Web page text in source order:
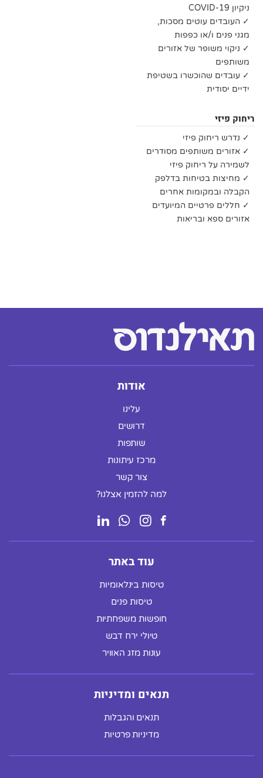
ניקיון COVID-19
✓ העובדים עוטים מסכות,
מגני פנים ו/או כפפות
✓ ניקוי משופר של אזורים
משותפים
✓ עובדים שהוכשרו בשטיפת
ידיים יסודית
ריחוק פיזי
✓ נדרש ריחוק פיזי
✓ אזורים משותפים מסודרים
לשמירה על ריחוק פיזי
✓ מחיצות בטיחות בדלפק
הקבלה ובמקומות אחרים
✓ חללים פרטיים המיועדים
אזורים ספא ובריאות
אודות
עלינו
דרושים
שותפות
מרכז עיתונות
צור קשר
למה להזמין אצלנו?
עוד באתר
טיסות בינלאומיות
טיסות פנים
חופשות משפחתיות
טיולי ירח דבש
עונות מזג האוויר
תנאים ומדיניות
תנאים והגבלות
מדיניות פרטיות